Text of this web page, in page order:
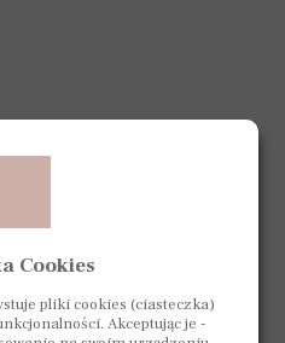
Cookies
pliki cookies (ciasteczka)
Akceptując je -